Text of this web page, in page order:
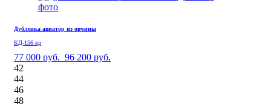
Дубленка авиатор из овчины
КД-156 кр
77 000 руб. 96 200 руб.
42
44
46
48